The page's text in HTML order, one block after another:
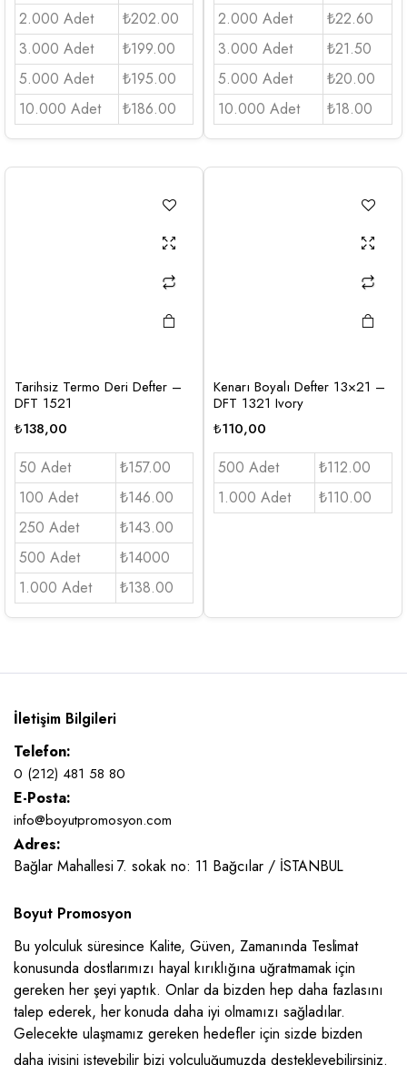
2.000 Adet
₺202.00
3.000 Adet
₺199.00
5.000 Adet
₺195.00
10.000 Adet
₺186.00
2.000 Adet
₺22.60
3.000 Adet
₺21.50
5.000 Adet
₺20.00
10.000 Adet
₺18.00
Tarihsiz Termo Deri Defter –
DFT 1521
₺138,00
50 Adet
₺157.00
100 Adet
₺146.00
250 Adet
₺143.00
500 Adet
₺14000
1.000 Adet
₺138.00
Kenarı Boyalı Defter 13×21 –
DFT 1321 Ivory
₺110,00
500 Adet
₺112.00
1.000 Adet
₺110.00
İletişim Bilgileri
Telefon:
0 (212) 481 58 80
E-Posta:
info@boyutpromosyon.com
Adres:
Bağlar Mahallesi 7. sokak no: 11 Bağcılar / İSTANBUL
Boyut Promosyon
Bu yolculuk süresince Kalite, Güven, Zamanında Teslimat
konusunda dostlarımızı hayal kırıklığına uğratmamak için
gereken her şeyi yaptık. Onlar da bizden hep daha fazlasını
talep ederek, her konuda daha iyi olmamızı sağladılar.
Gelecekte ulaşmamız gereken hedefler için sizde bizden
daha iyisini isteyebilir bizi yolculuğumuzda destekleyebilirsiniz.